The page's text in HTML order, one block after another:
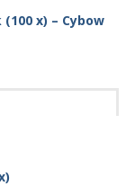
x) – Cybow